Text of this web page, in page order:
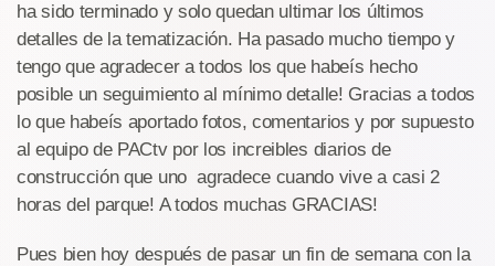
ha sido terminado y solo quedan ultimar los últimos
detalles de la tematización. Ha pasado mucho tiempo y
tengo que agradecer a todos los que habeís hecho
posible un seguimiento al mínimo detalle! Gracias a todos
lo que habeís aportado fotos, comentarios y por supuesto
al equipo de PACtv por los increibles diarios de
construcción que uno agradece cuando vive a casi 2
horas del parque! A todos muchas GRACIAS!
Pues bien hoy después de pasar un fin de semana con la